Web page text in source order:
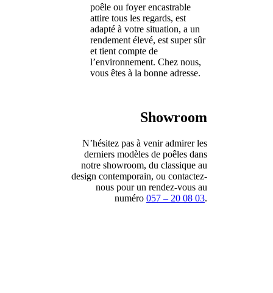
poêle ou foyer encastrable
attire tous les regards, est
adapté à votre situation, a un
rendement élevé, est super sûr
et tient compte de
l’environnement. Chez nous,
vous êtes à la bonne adresse.
Showroom
N’hésitez pas à venir admirer les
derniers modèles de poêles dans
notre showroom, du classique au
design contemporain, ou contactez-
nous pour un rendez-vous au
numéro 057 – 20 08 03.